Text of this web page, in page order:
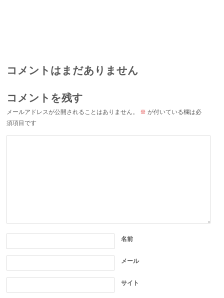
コメントはまだありません
コメントを残す
メールアドレスが公開されることはありません。 ※ が付いている欄は必
須項目です
名前
メール
サイト